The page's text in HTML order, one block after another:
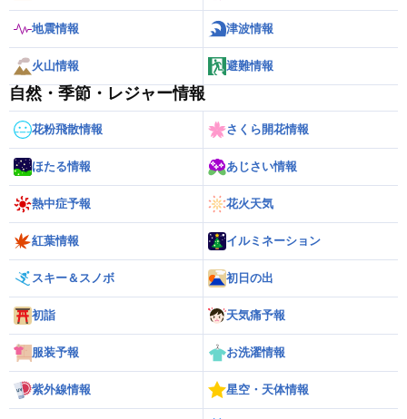
地震情報 津波情報
火山情報 避難情報
自然・季節・レジャー情報
花粉飛散情報 さくら開花情報
ほたる情報 あじさい情報
熱中症予報 花火天気
紅葉情報 イルミネーション
スキー＆スノボ 初日の出
初詣 天気痛予報
服装予報 お洗濯情報
紫外線情報 星空・天体情報